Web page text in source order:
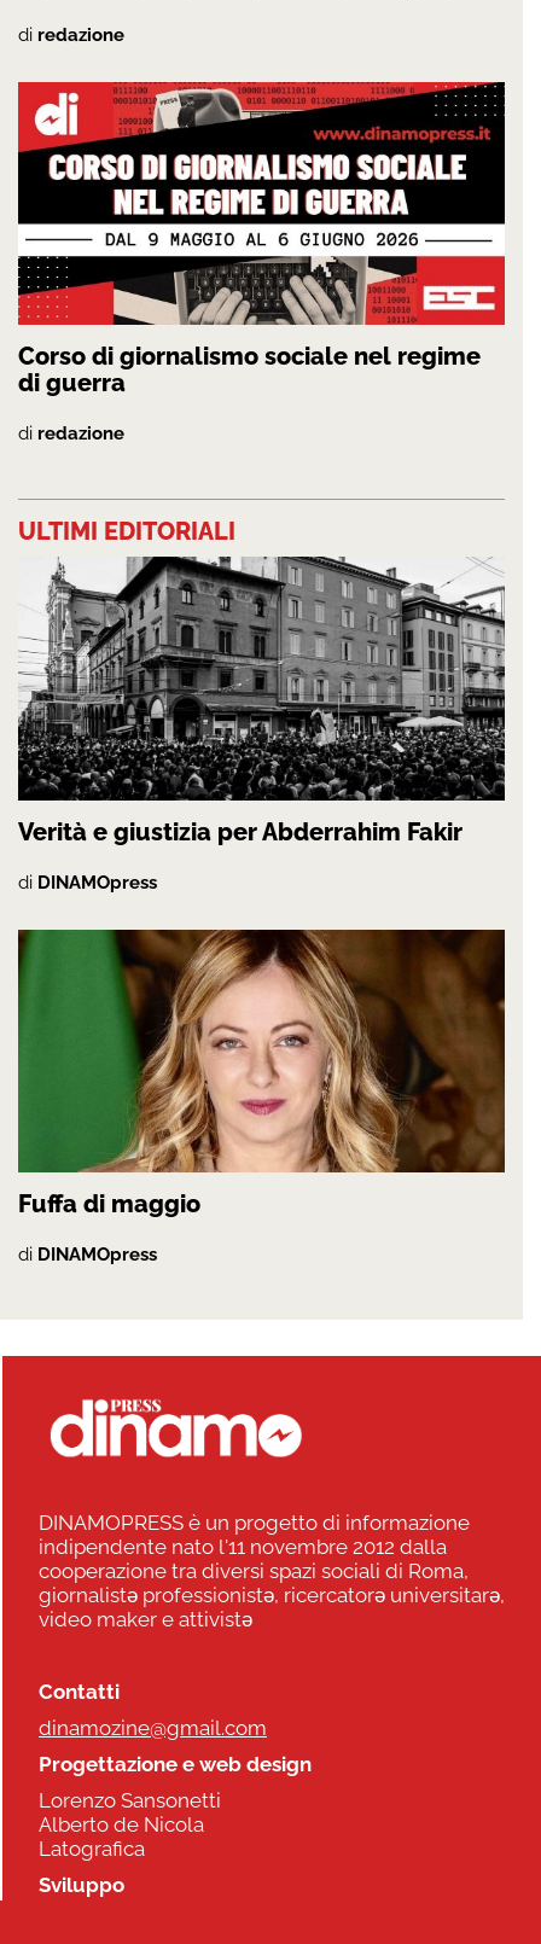
di redazione
Corso di giornalismo sociale nel regime
di guerra
di redazione
ULTIMI EDITORIALI
Verità e giustizia per Abderrahim Fakir
di DINAMOpress
Fuffa di maggio
di DINAMOpress
DINAMOPRESS è un progetto di informazione
indipendente nato l'11 novembre 2012 dalla
cooperazione tra diversi spazi sociali di Roma,
giornalistə professionistə, ricercatorə universitarə,
video maker e attivistə
Contatti
dinamozine@gmail.com
Progettazione e web design
Lorenzo Sansonetti
Alberto de Nicola
Latografica
Sviluppo